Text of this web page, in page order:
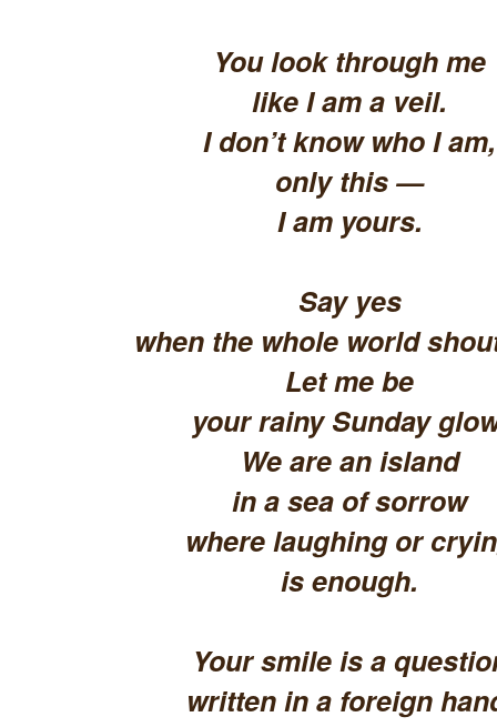
You look through me
like I am a veil.
I don’t know who I am,
only this —
I am yours.
Say yes
when the whole world
Let me be
your rainy Sunday
We are an island
in a sea of sorrow
where laughing or
is enough.
Your smile is a
written in a foreign